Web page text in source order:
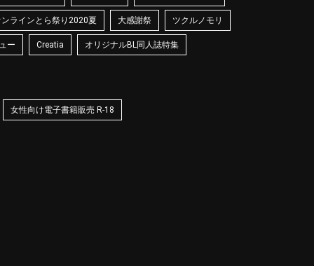
ラインとら祭り2020夏 大感謝祭 ツクルノモリ
ー Creatia オリジナルBL同人誌特集
女性向け電子書籍販売 R-18